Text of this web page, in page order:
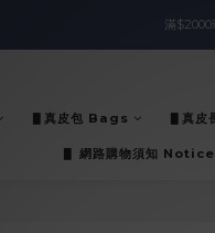
入會
滿$2000
入
▋真皮包 Bags ▋真
▋ 網路購物須知 Notice